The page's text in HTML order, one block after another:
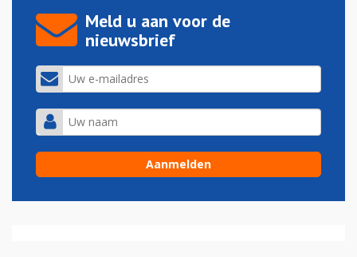
Meld u aan voor de
nieuwsbrief